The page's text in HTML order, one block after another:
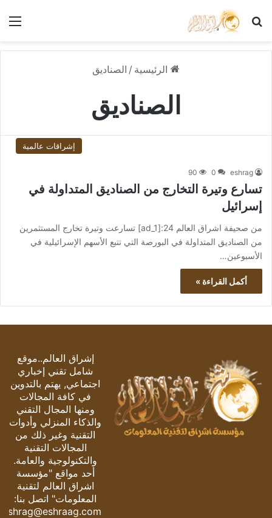
بحث عن
الرئيسية / الصناديق
الصناديق
إشراقات عالمية
eshrag
0
90
تسارع وتيرة التخارج من الصناديق المتداولة في
إسرائيل
من صحيفة اشراق العالم 24:[ad_1] تسارعت وتيرة تخارج المستثمرين
من الصناديق المتداولة في البورصة التي تتبع الأسهم الإسرائيلية في
الأسبوعين…
أكمل القراءة »
إشراق العالم..موقع
شامل تقني إخباري
اجتماعي, يهتم بالتدوين
في كافة المجالات
ومنها المجال التقني
والذكاء المنزلي وأدوات
التقنية وغير ذلك من
المجالات التقنية
والتكنولوجية والعامة.
أحد مواقع "مؤسسة
اشراق العالم لتقنية
المعلومات" اتصل بنا:
eshrag@eshraag.com